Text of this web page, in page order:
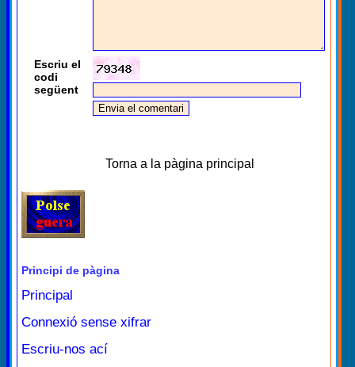
Escriu el
codi
següent
Torna a la pàgina principal
Principi de pàgina
Principal
Connexió sense xifrar
Escriu-nos ací